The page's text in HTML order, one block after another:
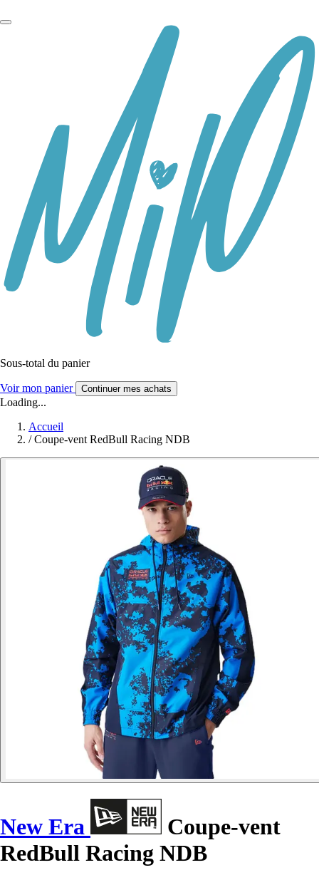
Sous-total du panier
Voir mon panier Continuer mes achats
Loading...
Accueil
/ Coupe-vent RedBull Racing NDB
New Era
Coupe-vent
RedBull Racing NDB